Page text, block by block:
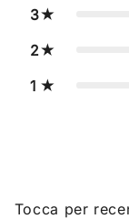
3
2
1
Tocca per